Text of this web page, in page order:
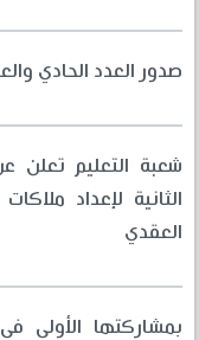
صدور العدد الحادي
شعبة التعليم تعلن
الثانية لإعداد
العقدي
بمشاركتها الأولى